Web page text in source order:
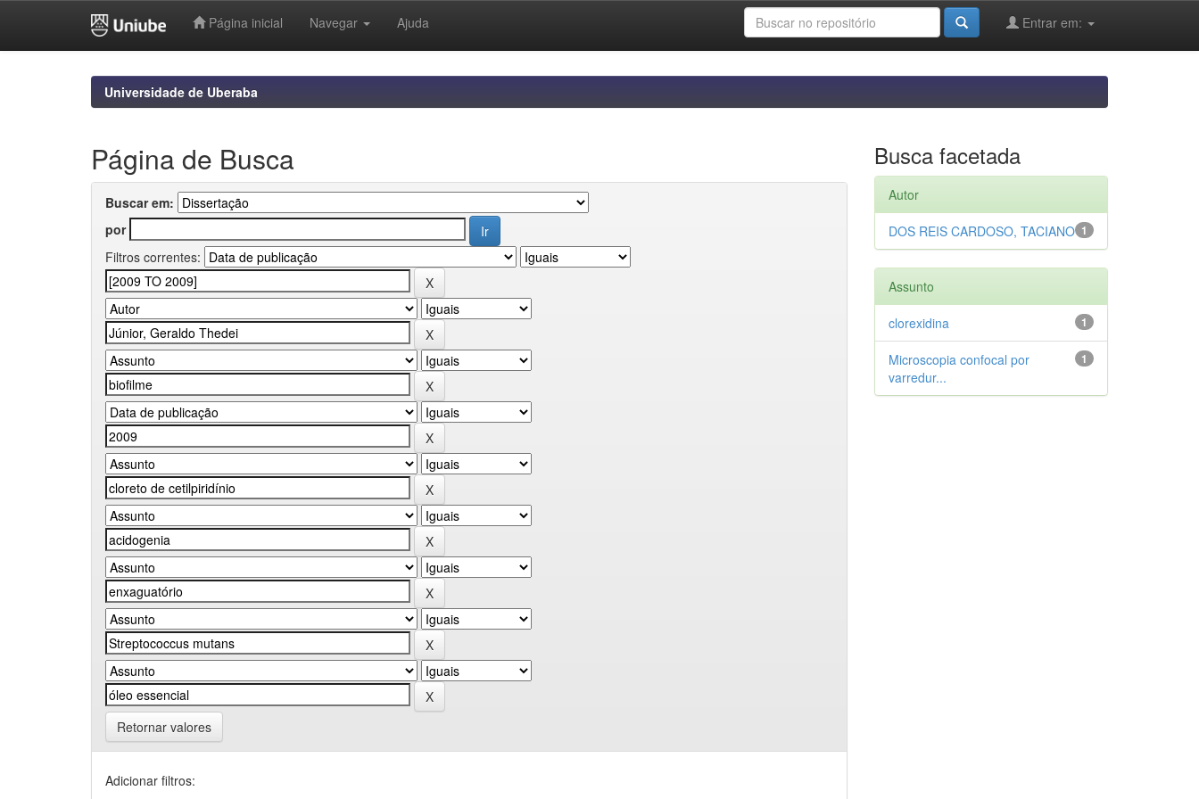
Página inicial Navegar Ajuda Entrar em:
Universidade de Uberaba
Página de Busca
Buscar em:
por
Filtros correntes:
Retornar valores
Adicionar filtros:
Busca facetada
Autor
1
DOS REIS CARDOSO, TACIANO
Assunto
1
clorexidina
1
Microscopia confocal por
varredur...